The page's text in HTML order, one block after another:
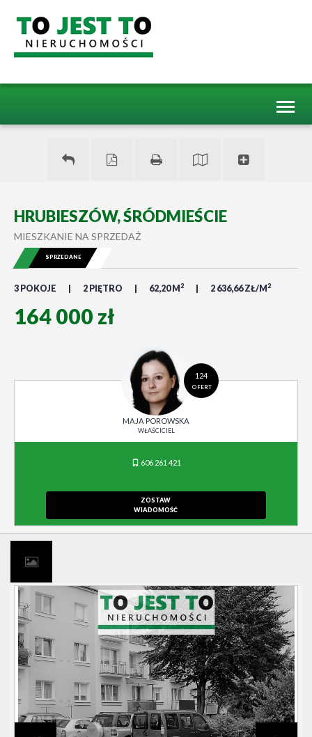
HRUBIESZÓW, ŚRÓDMIEŚCIE
MIESZKANIE NA SPRZEDAŻ
3 POKOJE 2 PIĘTRO 62,20 M 2 2 636,66 ZŁ/M 2
164 000 zł
SPRZEDANE
124
OFERT
MAJA POROWSKA
WŁAŚCICIEL
606 261 421
ZOSTAW
WIADOMOŚĆ